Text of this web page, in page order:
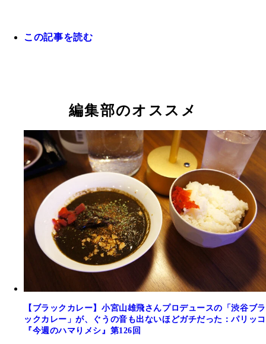
この記事を読む
編集部のオススメ
【ブラックカレー】小宮山雄飛さんプロデュースの「渋谷ブラ
ックカレー」が、ぐうの音も出ないほどガチだった：パリッコ
『今週のハマりメシ』第126回